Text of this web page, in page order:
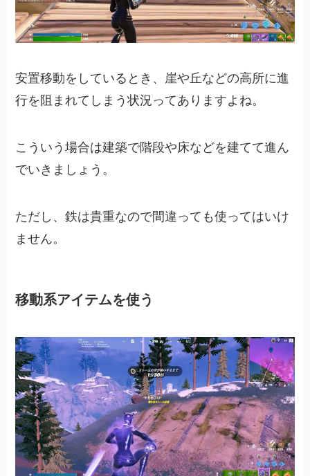
安置移動をしているとき、崖や丘などの高所に進
行を阻まれてしまう状況ってありますよね。
こういう場合は建築で階段や床などを建てて進ん
でいきましょう。
ただし、鉄は貴重なので間違っても使ってはいけ
ません。
移動系アイテムを使う